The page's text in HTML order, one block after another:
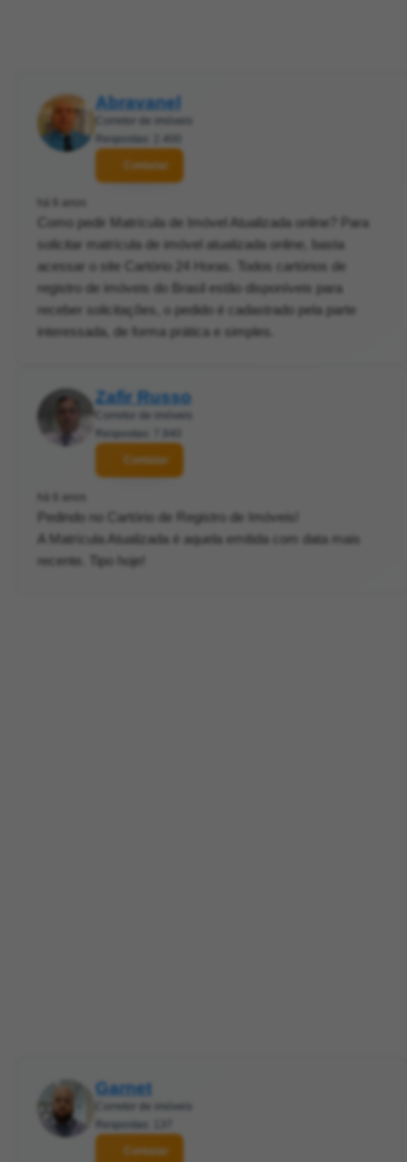
Abravanel
Contatar
Como pedir Matrícula de Imóvel Atualizada online? Para
solicitar matrícula de imóvel atualizada online, basta
acessar o site Cartório 24 Horas. Todos cartórios de
registro de imóveis do Brasil estão disponíveis para
receber solicitações, o pedido é cadastrado pela parte
interessada, de forma prática e simples.
Zafir Russo
Contatar
Pedindo no Cartório de Registro de Imóveis!
A Matrícula Atualizada é aquela emitida com data mais
recente. Tipo hoje!
Garnet
Contatar